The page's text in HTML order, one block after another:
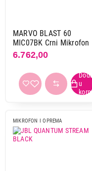
MARVO BLAST 60
MIC07BK Crni Mikrofon
6.762,00
MIKROFON I OPREMA